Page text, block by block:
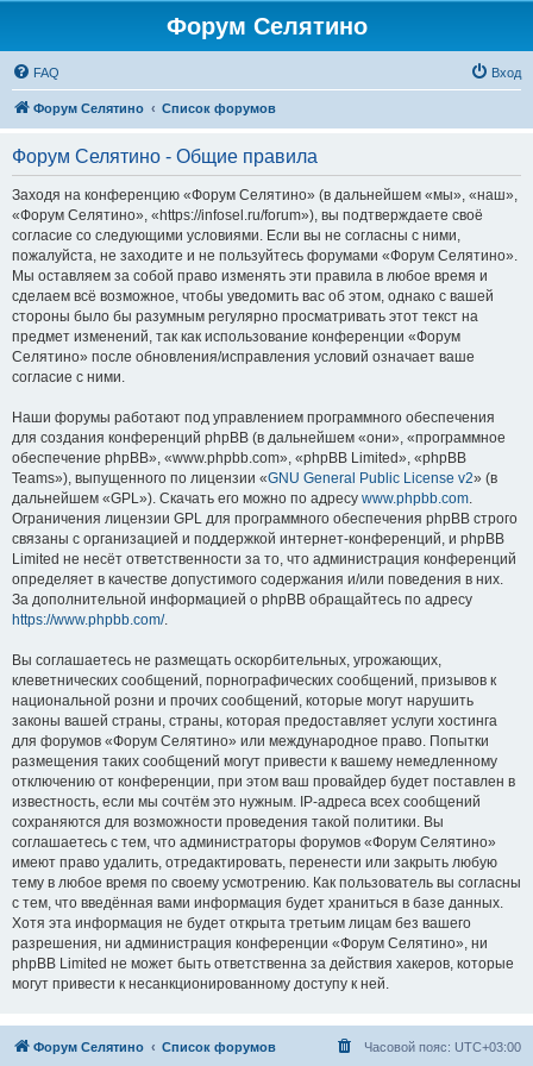
Форум Селятино
FAQ Вход
Форум Селятино Список форумов
Форум Селятино - Общие правила
Заходя на конференцию «Форум Селятино» (в дальнейшем «мы», «наш»,
«Форум Селятино», «https://infosel.ru/forum»), вы подтверждаете своё
согласие со следующими условиями. Если вы не согласны с ними,
пожалуйста, не заходите и не пользуйтесь форумами «Форум Селятино».
Мы оставляем за собой право изменять эти правила в любое время и
сделаем всё возможное, чтобы уведомить вас об этом, однако с вашей
стороны было бы разумным регулярно просматривать этот текст на
предмет изменений, так как использование конференции «Форум
Селятино» после обновления/исправления условий означает ваше
согласие с ними.
Наши форумы работают под управлением программного обеспечения
для создания конференций phpBB (в дальнейшем «они», «программное
обеспечение phpBB», «www.phpbb.com», «phpBB Limited», «phpBB
Teams»), выпущенного по лицензии «GNU General Public License v2» (в
дальнейшем «GPL»). Скачать его можно по адресу www.phpbb.com.
Ограничения лицензии GPL для программного обеспечения phpBB строго
связаны с организацией и поддержкой интернет-конференций, и phpBB
Limited не несёт ответственности за то, что администрация конференций
определяет в качестве допустимого содержания и/или поведения в них.
За дополнительной информацией о phpBB обращайтесь по адресу
https://www.phpbb.com/.
Вы соглашаетесь не размещать оскорбительных, угрожающих,
клеветнических сообщений, порнографических сообщений, призывов к
национальной розни и прочих сообщений, которые могут нарушить
законы вашей страны, страны, которая предоставляет услуги хостинга
для форумов «Форум Селятино» или международное право. Попытки
размещения таких сообщений могут привести к вашему немедленному
отключению от конференции, при этом ваш провайдер будет поставлен в
известность, если мы сочтём это нужным. IP-адреса всех сообщений
сохраняются для возможности проведения такой политики. Вы
соглашаетесь с тем, что администраторы форумов «Форум Селятино»
имеют право удалить, отредактировать, перенести или закрыть любую
тему в любое время по своему усмотрению. Как пользователь вы согласны
с тем, что введённая вами информация будет храниться в базе данных.
Хотя эта информация не будет открыта третьим лицам без вашего
разрешения, ни администрация конференции «Форум Селятино», ни
phpBB Limited не может быть ответственна за действия хакеров, которые
могут привести к несанкционированному доступу к ней.
Форум Селятино Список форумов Часовой пояс: UTC+03:00